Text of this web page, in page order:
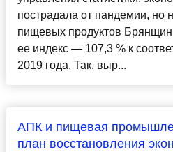
пострадала от пандемии, но
пищевых продуктов
ее индекс — 107,3 % к
2019 года. Так, выр...
АПК и пищевая
план восстановления